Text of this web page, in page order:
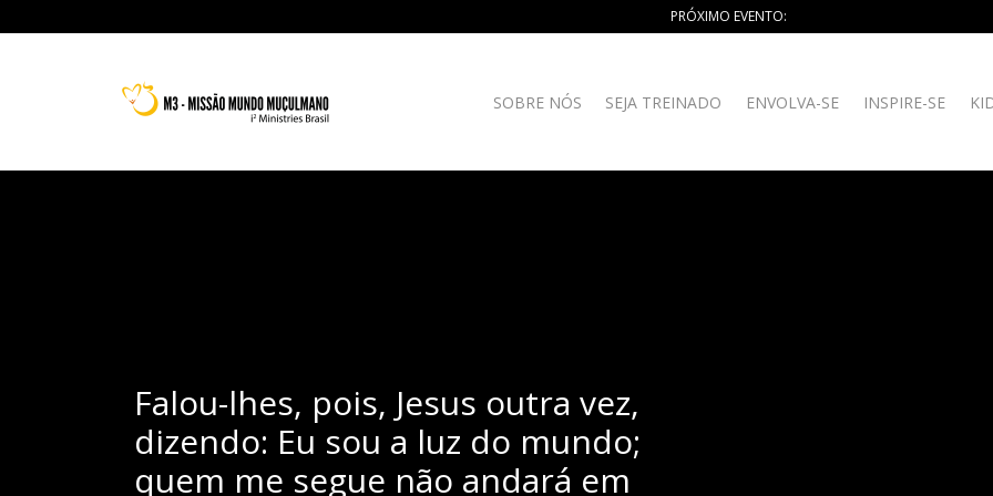
PRÓXIMO EVENTO:
SOBRE NÓS SEJA TREINADO ENVOLVA-SE INSPIRE-SE
Falou-lhes, pois, Jesus outra vez,
dizendo: Eu sou a luz do mundo;
quem me segue não andará em